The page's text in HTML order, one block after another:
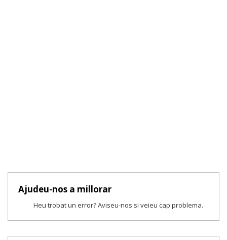
Ajudeu-nos a millorar
Heu trobat un error? Aviseu-nos si veieu cap problema.